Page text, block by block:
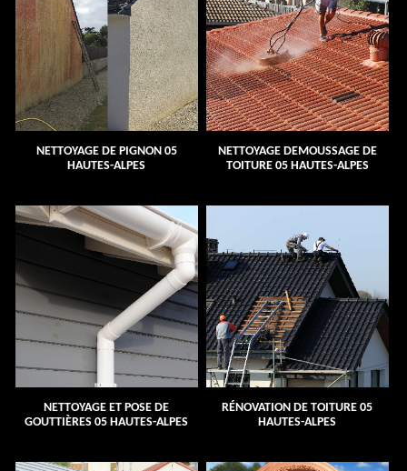
NETTOYAGE DE PIGNON 05
HAUTES-ALPES
NETTOYAGE DEMOUSSAGE DE
TOITURE 05 HAUTES-ALPES
NETTOYAGE ET POSE DE
GOUTTIÈRES 05 HAUTES-ALPES
RÉNOVATION DE TOITURE 05
HAUTES-ALPES